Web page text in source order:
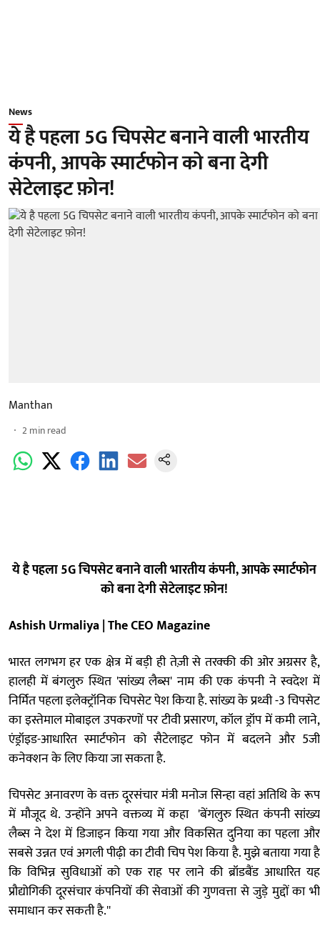
News
ये है पहला 5G चिपसेट बनाने वाली भारतीय
कंपनी, आपके स्मार्टफोन को बना देगी
सेटेलाइट फ़ोन!
Manthan
2min read
ये है पहला 5Gचिपसेट बनाने वाली भारतीय कंपनी,आपके स्मार्टफोन
को बना देगी सेटेलाइट फ़ोन!
Ashish Urmaliya | The CEO Magazine
भारत लगभग हर एक क्षेत्र में बड़ी ही तेज़ी से तरक्की की ओर अग्रसर है,
हालही में बंगलुरु स्थित 'सांख्य लैब्स' नाम की एक कंपनी ने स्वदेश में
निर्मित पहला इलेक्ट्रॉनिक चिपसेट पेश किया है. सांख्य के प्रथ्वी -3 चिपसेट
का इस्तेमाल मोबाइल उपकरणों पर टीवी प्रसारण, कॉल ड्रॉप में कमी लाने,
एंड्रॉइड-आधारित स्मार्टफोन को सैटेलाइट फोन में बदलने और 5जी
कनेक्शन के लिए किया जा सकता है.
चिपसेट अनावरण के वक्त दूरसंचार मंत्री मनोज सिन्हा वहां अतिथि के रूप
में मौजूद थे. उन्होंने अपने वक्तव्य में कहा 'बेंगलुरु स्थित कंपनी सांख्य
लैब्स ने देश में डिजाइन किया गया और विकसित दुनिया का पहला और
सबसे उन्नत एवं अगली पीढ़ी का टीवी चिप पेश किया है. मुझे बताया गया है
कि विभिन्न सुविधाओं को एक राह पर लाने की ब्रॉडबैंड आधारित यह
प्रौद्योगिकी दूरसंचार कंपनियों की सेवाओं की गुणवत्ता से जुड़े मुद्दों का भी
समाधान कर सकती है.''